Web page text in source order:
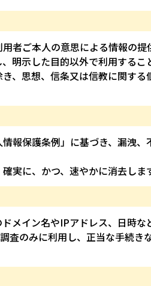
者ご本人の意思による情報の提
明示した目的以外で利用するこ
、思想、信条又は信教に関す
報保護条例」に基づき、漏洩
実に、かつ、速やかに消去しま
メイン名やIPアドレス、日時
査のみに利用し、正当な手続き